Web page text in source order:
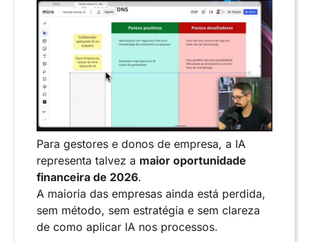
Para gestores e donos de empresa, a IA
representa talvez a maior oportunidade
financeira de 2026.
A maioria das empresas ainda está perdida,
sem método, sem estratégia e sem clareza
de como aplicar IA nos processos.